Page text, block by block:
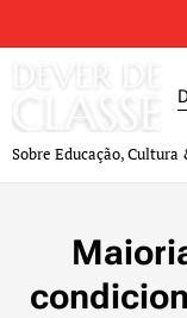
Sobre Educação, Cultura